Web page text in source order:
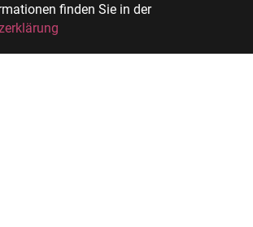
finden Sie in der